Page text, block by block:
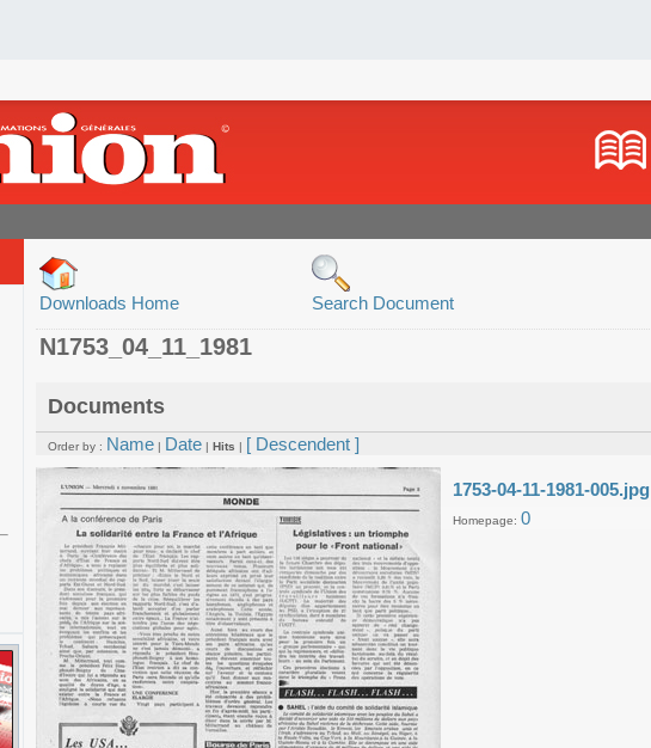
Downloads Home Search Document
N1753_04_11_1981
Documents
Order by : Name | Date | Hits | [ Descendent ]
1753-04-11-1981-005.jpg
Homepage: 0